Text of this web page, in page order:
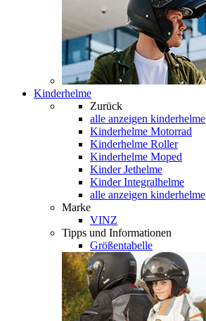
Kinderhelme
Zurück
alle anzeigen kinderhelme
Kinderhelme Motorrad
Kinderhelme Roller
Kinderhelme Moped
Kinder Jethelme
Kinder Integralhelme
alle anzeigen kinderhelme
Marke
VINZ
Tipps und Informationen
Größentabelle